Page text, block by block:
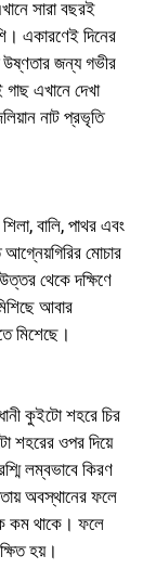
সারা বছরই
একারণেই দিনের
উষ্ণতার জন্য গভীর
গাছ এখানে দেখা
নাট প্রভৃতি
বালি, পাথর এবং
মােচার
থেকে দক্ষিণে
আবার
মিশেছে।
কুইটো শহরে চির
শহরের ওপর দিয়ে
লম্বভাবে কিরণ
অবস্থানের ফলে
কম থাকে। ফলে
হয়।